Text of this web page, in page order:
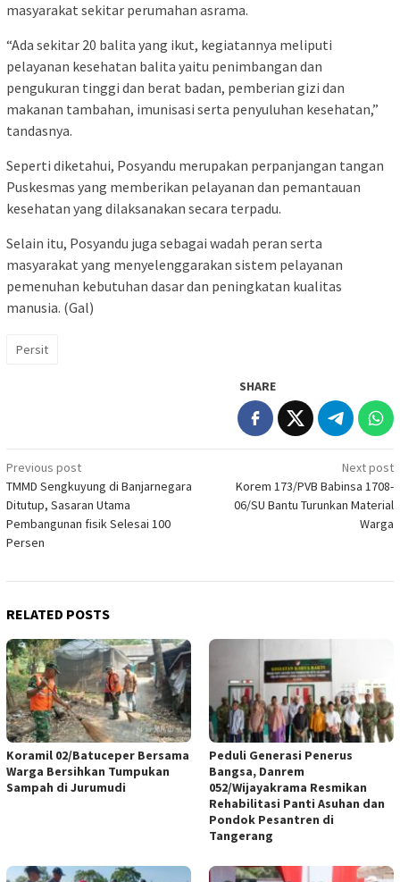
masyarakat sekitar perumahan asrama.
“Ada sekitar 20 balita yang ikut, kegiatannya meliputi
pelayanan kesehatan balita yaitu penimbangan dan
pengukuran tinggi dan berat badan, pemberian gizi dan
makanan tambahan, imunisasi serta penyuluhan kesehatan,”
tandasnya.
Seperti diketahui, Posyandu merupakan perpanjangan tangan
Puskesmas yang memberikan pelayanan dan pemantauan
kesehatan yang dilaksanakan secara terpadu.
Selain itu, Posyandu juga sebagai wadah peran serta
masyarakat yang menyelenggarakan sistem pelayanan
pemenuhan kebutuhan dasar dan peningkatan kualitas
manusia. (Gal)
Persit
SHARE
Post
navigation
Previous post
TMMD Sengkuyung di Banjarnegara
Ditutup, Sasaran Utama
Pembangunan fisik Selesai 100
Persen
Next post
Korem 173/PVB Babinsa 1708-
06/SU Bantu Turunkan Material
Warga
RELATED POSTS
Koramil 02/Batuceper Bersama
Warga Bersihkan Tumpukan
Sampah di Jurumudi
Peduli Generasi Penerus
Bangsa, Danrem
052/Wijayakrama Resmikan
Rehabilitasi Panti Asuhan dan
Pondok Pesantren di
Tangerang